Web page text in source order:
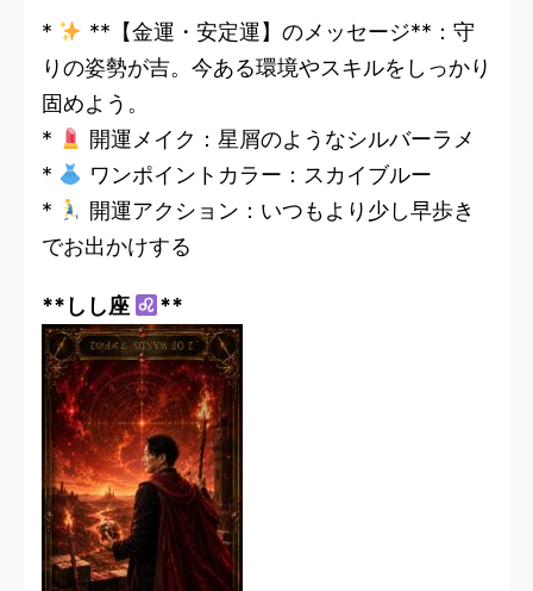
*
**【金運・安定運】のメッセージ**：守
りの姿勢が吉。今ある環境やスキルをしっかり
固めよう。
*
開運メイク：星屑のようなシルバーラメ
*
ワンポイントカラー：スカイブルー
*
開運アクション：いつもより少し早歩き
でお出かけする
**しし座 **